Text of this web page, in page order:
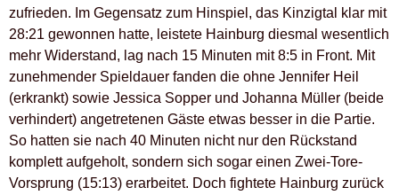
zufrieden. Im Gegensatz zum Hinspiel, das Kinzigtal klar mit
28:21 gewonnen hatte, leistete Hainburg diesmal wesentlich
mehr Widerstand, lag nach 15 Minuten mit 8:5 in Front. Mit
zunehmender Spieldauer fanden die ohne Jennifer Heil
(erkrankt) sowie Jessica Sopper und Johanna Müller (beide
verhindert) angetretenen Gäste etwas besser in die Partie.
So hatten sie nach 40 Minuten nicht nur den Rückstand
komplett aufgeholt, sondern sich sogar einen Zwei-Tore-
Vorsprung (15:13) erarbeitet. Doch fightete Hainburg zurück